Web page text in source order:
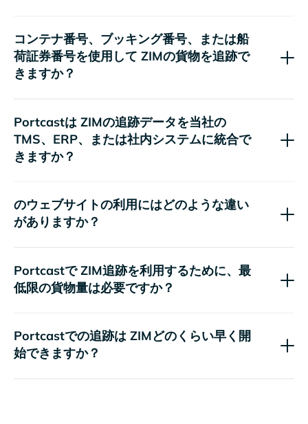
コンテナ番号、ブッキング番号、または船
荷証券番号を使用して
の貨物を追跡で
きますか？
Portcastは
の追跡データを当社の
TMS、ERP、または社内システムに統合で
きますか？
のウェブサイトの利用にはどのような違い
がありますか？
Portcastで
追跡を利用するために、最
低限の貨物量は必要ですか？
Portcastでの追跡は
どのくらい早く開
始できますか？